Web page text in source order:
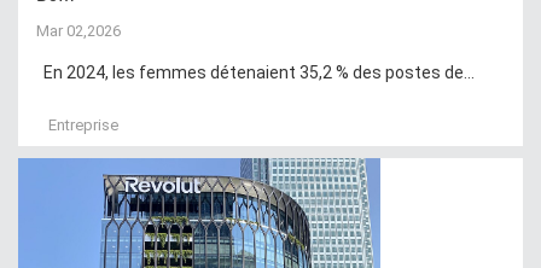
Mar 02,2026
En 2024, les femmes détenaient 35,2 % des postes de...
Entreprise